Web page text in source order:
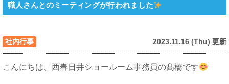
職人さんとのミーティングが行われました
社内行事 2023.11.16 (Thu) 更新
こんにちは、西春日井ショールーム事務員の髙橋です